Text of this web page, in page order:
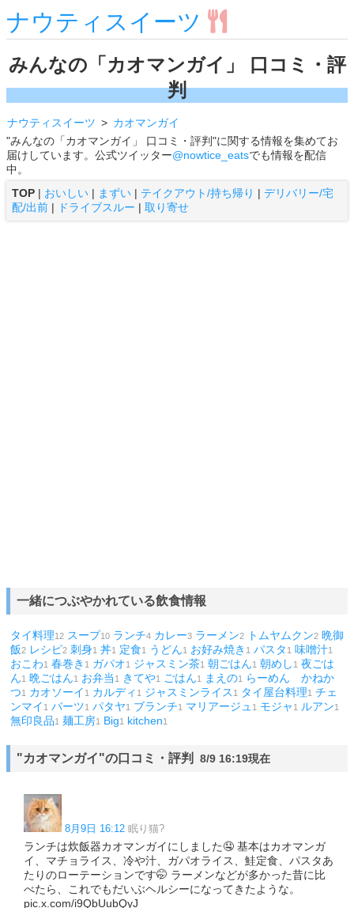
ナウティスイーツ
みんなの「カオマンガイ」 口コミ・評
判
ナウティスイーツ
カオマンガイ
"みんなの「カオマンガイ」 口コミ・評判"に関する情報を集めてお
届けしています。公式ツイッター@nowtice_eatsでも情報を配信
中。
TOP | おいしい | まずい | テイクアウト/持ち帰り | デリバリー/宅
配/出前 | ドライブスルー | 取り寄せ
一緒につぶやかれている飲食情報
タイ料理12 スープ10 ランチ4 カレー3 ラーメン2 トムヤムクン2 晩御
飯2 レシピ2 刺身1 丼1 定食1 うどん1 お好み焼き 1 パスタ 1 味噌汁1
おこわ1 春巻き 1 ガパオ1 ジャスミン茶1 朝ごはん1 朝めし 1 夜ごは
ん1 晩ごはん1 お弁当 1 きてや1 ごはん1 まえの1
らーめん かねか
つ1 カオソーイ 1 カルディ 1 ジャスミンライス 1 タイ屋台料理1 チェ
ンマイ 1 バーツ1 パタヤ1 ブランチ1 マリアージュ 1 モジャ 1 ルアン1
無印良品1 麺工房1 Big1 kitchen1
"カオマンガイ"の口コミ・評判 8/9 16:19現在
8月9日 16:12 眠り猫?
ランチは炊飯器カオマンガイにしました🤤 基本はカオマンガ
イ、マチョライス、冷や汁、ガパオライス、鮭定食、パスタあ
たりのローテーションです🤭 ラーメンなどが多かった昔に比
べたら、これでもだいぶヘルシーになってきたような。
pic.x.com/i9QbUubQyJ